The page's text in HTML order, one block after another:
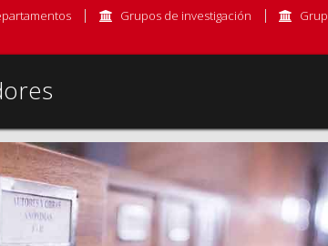
Grupos de investigación